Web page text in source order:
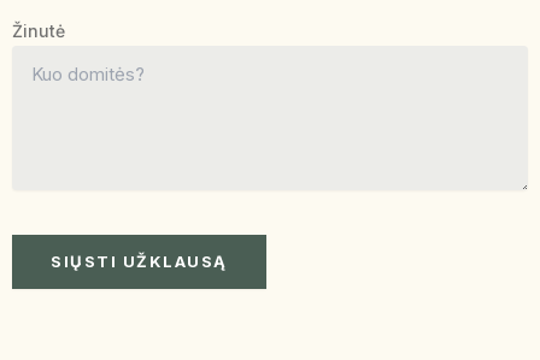
Žinutė